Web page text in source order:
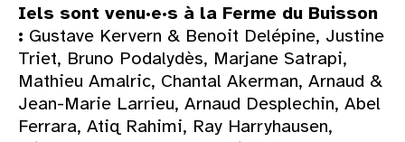
Iels sont venu·e·s à la Ferme du Buisson
: Gustave Kervern & Benoit Delépine, Justine
Triet, Bruno Podalydès, Marjane Satrapi,
Mathieu Amalric, Chantal Akerman, Arnaud &
Jean-Marie Larrieu, Arnaud Desplechin, Abel
Ferrara, Atiq Rahimi, Ray Harryhausen,